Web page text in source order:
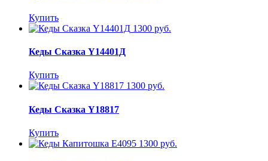
Купить
1300 руб.
Кеды Сказка Y14401Д
Купить
1300 руб.
Кеды Сказка Y18817
Купить
1300 руб.